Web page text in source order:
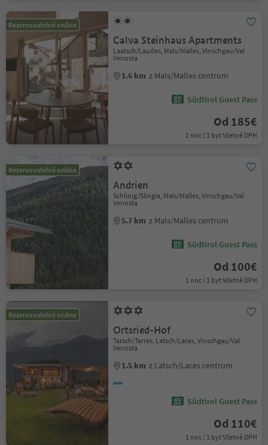
Rezervovatelné online
Calva Steinhaus Apartments
Laatsch/Laudes, Mals/Malles, Vinschgau/Val
Venosta
1.6 km z Mals/Malles centrum
Südtirol Guest Pass
Od 185€
1 noc / 1 byt Včetně DPH
Rezervovatelné online
Andrien
Schlinig/Slingia, Mals/Malles, Vinschgau/Val
Venosta
5.7 km z Mals/Malles centrum
Südtirol Guest Pass
Od 100€
1 noc / 1 byt Včetně DPH
Rezervovatelné online
Ortsried-Hof
Tarsch/Tarres, Latsch/Laces, Vinschgau/Val
Venosta
1.5 km z Latsch/Laces centrum
Südtirol Guest Pass
Od 110€
1 noc / 1 byt Včetně DPH